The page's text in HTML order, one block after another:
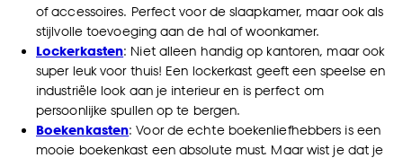
of accessoires. Perfect voor de slaapkamer, maar ook als
stijlvolle toevoeging aan de hal of woonkamer.
Lockerkasten: Niet alleen handig op kantoren, maar ook
super leuk voor thuis! Een lockerkast geeft een speelse en
industriële look aan je interieur en is perfect om
persoonlijke spullen op te bergen.
Boekenkasten: Voor de echte boekenliefhebbers is een
mooie boekenkast een absolute must. Maar wist je dat je